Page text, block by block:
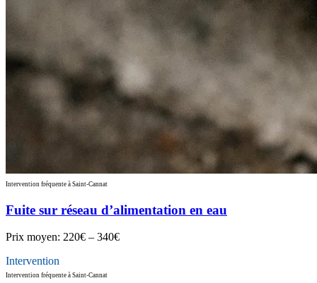
Intervention fréquente à Saint-Cannat
Fuite sur réseau d’alimentation en eau
Prix moyen: 220€ – 340€
Intervention
Intervention fréquente à Saint-Cannat